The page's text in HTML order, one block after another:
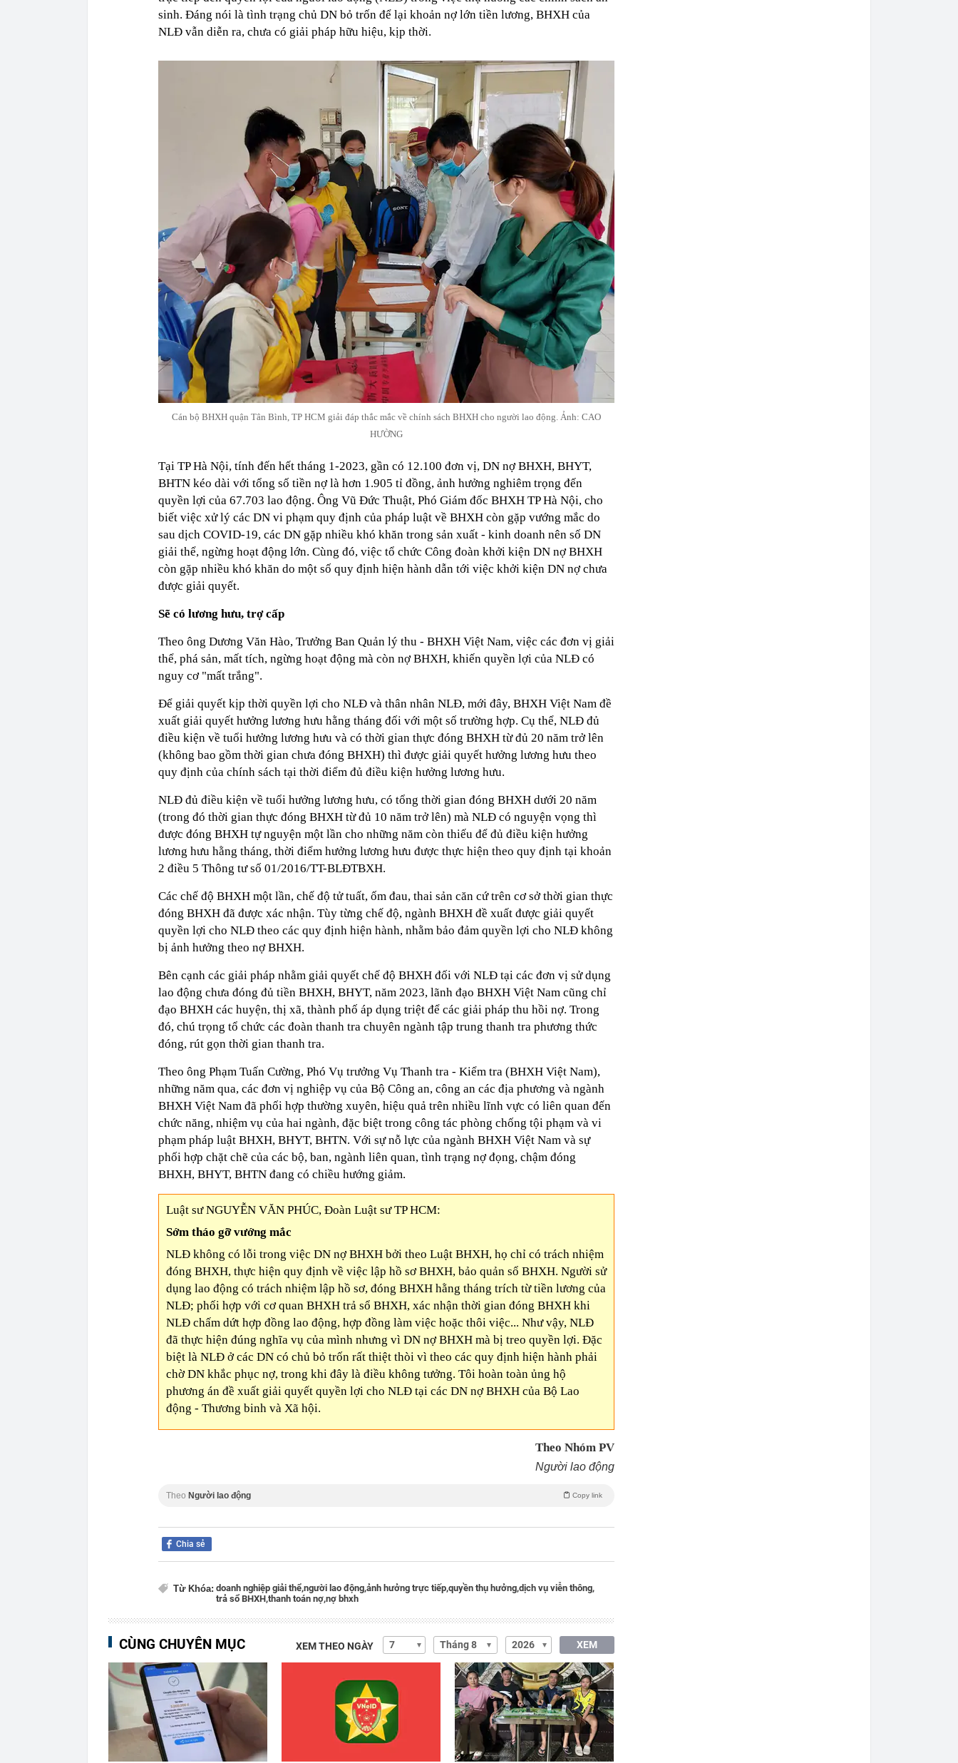
sinh. Đáng nói là tình trạng chủ DN bỏ trốn để lại khoản nợ lớn tiền lương, BHXH của
NLĐ vẫn diễn ra, chưa có giải pháp hữu hiệu, kịp thời.
Cán bộ BHXH quận Tân Bình, TP HCM giải đáp thắc mắc về chính sách BHXH cho người lao động. Ảnh: CAO
HƯỜNG
Tại TP Hà Nội, tính đến hết tháng 1-2023, gần có 12.100 đơn vị, DN nợ BHXH, BHYT,
BHTN kéo dài với tổng số tiền nợ là hơn 1.905 tỉ đồng, ảnh hưởng nghiêm trọng đến
quyền lợi của 67.703 lao động. Ông Vũ Đức Thuật, Phó Giám đốc BHXH TP Hà Nội, cho
biết việc xử lý các DN vi phạm quy định của pháp luật về BHXH còn gặp vướng mắc do
sau dịch COVID-19, các DN gặp nhiều khó khăn trong sản xuất - kinh doanh nên số DN
giải thể, ngừng hoạt động lớn. Cùng đó, việc tổ chức Công đoàn khởi kiện DN nợ BHXH
còn gặp nhiều khó khăn do một số quy định hiện hành dẫn tới việc khởi kiện DN nợ chưa
được giải quyết.
Sẽ có lương hưu, trợ cấp
Theo ông Dương Văn Hào, Trưởng Ban Quản lý thu - BHXH Việt Nam, việc các đơn vị giải
thể, phá sản, mất tích, ngừng hoạt động mà còn nợ BHXH, khiến quyền lợi của NLĐ có
nguy cơ "mất trắng".
Để giải quyết kịp thời quyền lợi cho NLĐ và thân nhân NLĐ, mới đây, BHXH Việt Nam đề
xuất giải quyết hưởng lương hưu hằng tháng đối với một số trường hợp. Cụ thể, NLĐ đủ
điều kiện về tuổi hưởng lương hưu và có thời gian thực đóng BHXH từ đủ 20 năm trở lên
(không bao gồm thời gian chưa đóng BHXH) thì được giải quyết hưởng lương hưu theo
quy định của chính sách tại thời điểm đủ điều kiện hưởng lương hưu.
NLĐ đủ điều kiện về tuổi hưởng lương hưu, có tổng thời gian đóng BHXH dưới 20 năm
(trong đó thời gian thực đóng BHXH từ đủ 10 năm trở lên) mà NLĐ có nguyện vọng thì
được đóng BHXH tự nguyện một lần cho những năm còn thiếu để đủ điều kiện hưởng
lương hưu hằng tháng, thời điểm hưởng lương hưu được thực hiện theo quy định tại khoản
2 điều 5 Thông tư số 01/2016/TT-BLĐTBXH.
Các chế độ BHXH một lần, chế độ tử tuất, ốm đau, thai sản căn cứ trên cơ sở thời gian thực
đóng BHXH đã được xác nhận. Tùy từng chế độ, ngành BHXH đề xuất được giải quyết
quyền lợi cho NLĐ theo các quy định hiện hành, nhằm bảo đảm quyền lợi cho NLĐ không
bị ảnh hưởng theo nợ BHXH.
Bên cạnh các giải pháp nhằm giải quyết chế độ BHXH đối với NLĐ tại các đơn vị sử dụng
lao động chưa đóng đủ tiền BHXH, BHYT, năm 2023, lãnh đạo BHXH Việt Nam cũng chỉ
đạo BHXH các huyện, thị xã, thành phố áp dụng triệt để các giải pháp thu hồi nợ. Trong
đó, chú trọng tổ chức các đoàn thanh tra chuyên ngành tập trung thanh tra phương thức
đóng, rút gọn thời gian thanh tra.
Theo ông Phạm Tuấn Cường, Phó Vụ trưởng Vụ Thanh tra - Kiểm tra (BHXH Việt Nam),
những năm qua, các đơn vị nghiệp vụ của Bộ Công an, công an các địa phương và ngành
BHXH Việt Nam đã phối hợp thường xuyên, hiệu quả trên nhiều lĩnh vực có liên quan đến
chức năng, nhiệm vụ của hai ngành, đặc biệt trong công tác phòng chống tội phạm và vi
phạm pháp luật BHXH, BHYT, BHTN. Với sự nỗ lực của ngành BHXH Việt Nam và sự
phối hợp chặt chẽ của các bộ, ban, ngành liên quan, tình trạng nợ đọng, chậm đóng
BHXH, BHYT, BHTN đang có chiều hướng giảm.
Luật sư NGUYỄN VĂN PHÚC, Đoàn Luật sư TP HCM:
Sớm tháo gỡ vướng mắc
NLĐ không có lỗi trong việc DN nợ BHXH bởi theo Luật BHXH, họ chỉ có trách nhiệm
đóng BHXH, thực hiện quy định về việc lập hồ sơ BHXH, bảo quản sổ BHXH. Người sử
dụng lao động có trách nhiệm lập hồ sơ, đóng BHXH hằng tháng trích từ tiền lương của
NLĐ; phối hợp với cơ quan BHXH trả sổ BHXH, xác nhận thời gian đóng BHXH khi
NLĐ chấm dứt hợp đồng lao động, hợp đồng làm việc hoặc thôi việc... Như vậy, NLĐ
đã thực hiện đúng nghĩa vụ của mình nhưng vì DN nợ BHXH mà bị treo quyền lợi. Đặc
biệt là NLĐ ở các DN có chủ bỏ trốn rất thiệt thòi vì theo các quy định hiện hành phải
chờ DN khắc phục nợ, trong khi đây là điều không tưởng. Tôi hoàn toàn ủng hộ
phương án đề xuất giải quyết quyền lợi cho NLĐ tại các DN nợ BHXH của Bộ Lao
động - Thương binh và Xã hội.
Theo Nhóm PV
Người lao động
Theo Người lao động Copy link
Chia sẻ
Từ Khóa: doanh nghiệp giải thể,người lao động,ảnh hưởng trực tiếp,quyền thụ hưởng,dịch vụ viễn thông,
trả sổ BHXH,thanh toán nợ,nợ bhxh
CÙNG CHUYÊN MỤC XEM THEO NGÀY XEM